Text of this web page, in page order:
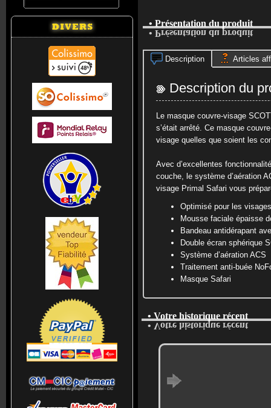
• Présentation du produit
• Présentation du produit
Description Articles
Description du
Le masque couvre-visage
s’était arrêté. Ce masque
visage quelles que soient les
Avec d’excellentes
couche, le système d’aération
visage Primal Safari vous
Optimisé pour les
Mousse faciale épaisse
Bandeau antidérapant
Double écran sphérique
Système d’aération ACS
Traitement anti-buée
Masque Safari
• Votre historique récent
• Votre historique récent